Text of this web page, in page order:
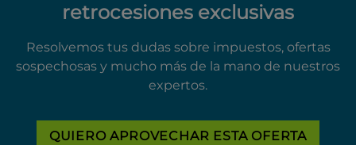
retrocesiones exclusivas
Resolvemos tus dudas sobre impuestos, ofertas
sospechosas y mucho más de la mano de nuestros
expertos.
QUIERO APROVECHAR ESTA OFERTA